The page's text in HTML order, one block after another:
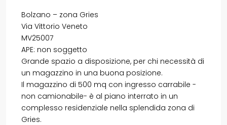
Bolzano – zona Gries
Via Vittorio Veneto
MV25007
APE: non soggetto
Grande spazio a disposizione, per chi necessità di
un magazzino in una buona posizione.
Il magazzino di 500 mq con ingresso carrabile -
non camionabile- è al piano interrato in un
complesso residenziale nella splendida zona di
Gries.